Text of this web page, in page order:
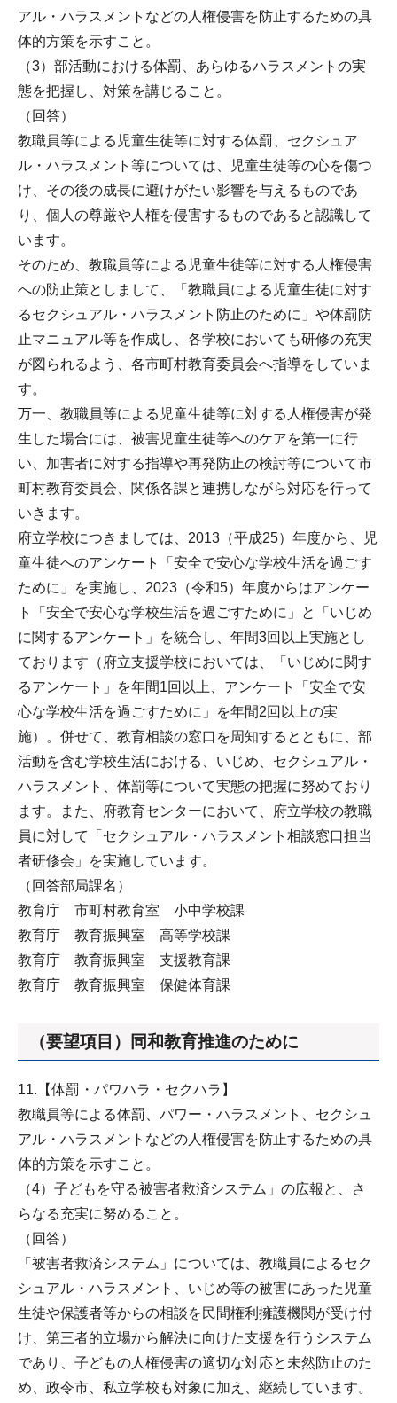
アル・ハラスメントなどの人権侵害を防止するための具
体的方策を示すこと。
（3）部活動における体罰、あらゆるハラスメントの実
態を把握し、対策を講じること。
（回答）
教職員等による児童生徒等に対する体罰、セクシュア
ル・ハラスメント等については、児童生徒等の心を傷つ
け、その後の成長に避けがたい影響を与えるものであ
り、個人の尊厳や人権を侵害するものであると認識して
います。
そのため、教職員等による児童生徒等に対する人権侵害
への防止策としまして、「教職員による児童生徒に対す
るセクシュアル・ハラスメント防止のために」や体罰防
止マニュアル等を作成し、各学校においても研修の充実
が図られるよう、各市町村教育委員会へ指導をしていま
す。
万一、教職員等による児童生徒等に対する人権侵害が発
生した場合には、被害児童生徒等へのケアを第一に行
い、加害者に対する指導や再発防止の検討等について市
町村教育委員会、関係各課と連携しながら対応を行って
いきます。
府立学校につきましては、2013（平成25）年度から、児
童生徒へのアンケート「安全で安心な学校生活を過ごす
ために」を実施し、2023（令和5）年度からはアンケー
ト「安全で安心な学校生活を過ごすために」と「いじめ
に関するアンケート」を統合し、年間3回以上実施とし
ております（府立支援学校においては、「いじめに関す
るアンケート」を年間1回以上、アンケート「安全で安
心な学校生活を過ごすために」を年間2回以上の実
施）。併せて、教育相談の窓口を周知するとともに、部
活動を含む学校生活における、いじめ、セクシュアル・
ハラスメント、体罰等について実態の把握に努めており
ます。また、府教育センターにおいて、府立学校の教職
員に対して「セクシュアル・ハラスメント相談窓口担当
者研修会」を実施しています。
（回答部局課名）
教育庁 市町村教育室 小中学校課
教育庁 教育振興室 高等学校課
教育庁 教育振興室 支援教育課
教育庁 教育振興室 保健体育課
（要望項目）同和教育推進のために
11.【体罰・パワハラ・セクハラ】
教職員等による体罰、パワー・ハラスメント、セクシュ
アル・ハラスメントなどの人権侵害を防止するための具
体的方策を示すこと。
（4）子どもを守る被害者救済システム」の広報と、さ
らなる充実に努めること。
（回答）
「被害者救済システム」については、教職員によるセク
シュアル・ハラスメント、いじめ等の被害にあった児童
生徒や保護者等からの相談を民間権利擁護機関が受け付
け、第三者的立場から解決に向けた支援を行うシステム
であり、子どもの人権侵害の適切な対応と未然防止のた
め、政令市、私立学校も対象に加え、継続しています。